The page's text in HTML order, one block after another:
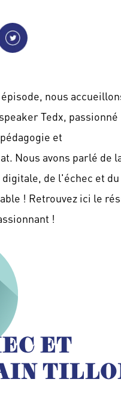
nous
Tedx, passionné
et
Nous avons parlé de
de l'échec et du
! Retrouvez ici le
!
ET